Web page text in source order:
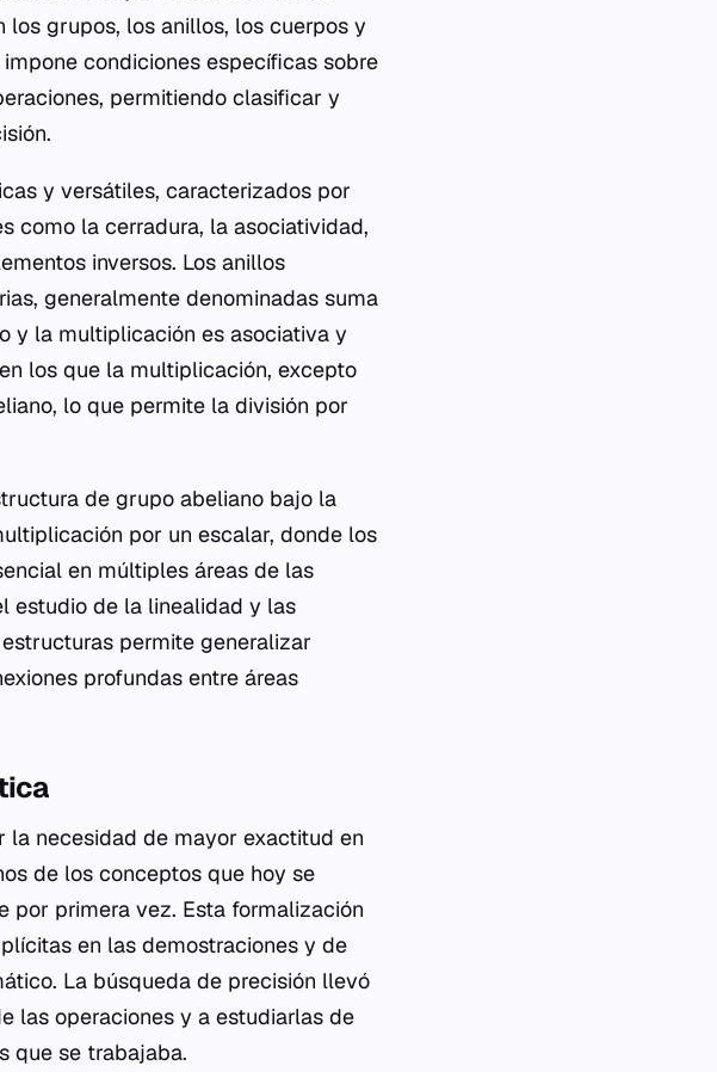
grupos, los anillos, los cuerpos y
condiciones específicas sobre
permitiendo clasificar y
y versátiles, caracterizados por
como la cerradura, la asociatividad,
inversos. Los anillos
generalmente denominadas suma
y la multiplicación es asociativa y
los que la multiplicación, excepto
lo que permite la división por
de grupo abeliano bajo la
por un escalar, donde los
en múltiples áreas de las
estudio de la linealidad y las
permite generalizar
profundas entre áreas
necesidad de mayor exactitud en
de los conceptos que hoy se
por primera vez. Esta formalización
en las demostraciones y de
La búsqueda de precisión llevó
las operaciones y a estudiarlas de
que se trabajaba.